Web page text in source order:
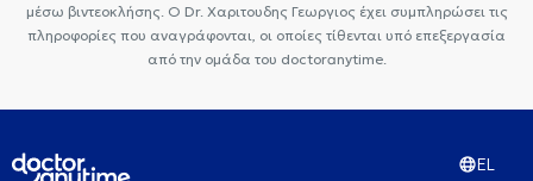
μέσω βιντεοκλήσης. Ο Dr. Χαριτουδης Γεωργιος έχει συμπληρώσει τις
πληροφορίες που αναγράφονται, οι οποίες τίθενται υπό επεξεργασία
από την ομάδα του doctoranytime.
EL